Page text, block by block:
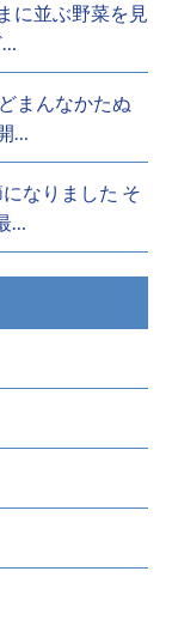
に並ぶ野菜を見
…
まんなかたぬ
…
なりました そ
…